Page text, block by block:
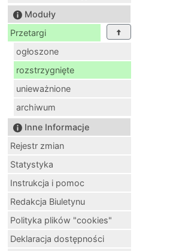
Moduły
Przetargi
ogłoszone
rozstrzygnięte
unieważnione
archiwum
Inne Informacje
Rejestr zmian
Statystyka
Instrukcja i pomoc
Redakcja Biuletynu
Polityka plików "cookies"
Deklaracja dostępności